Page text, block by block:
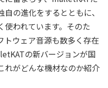
の進化をするとともに、
使われています。そのた
ウェア音源も数多く存在
の新バージョンが国
れがどんな機材なのか紹介